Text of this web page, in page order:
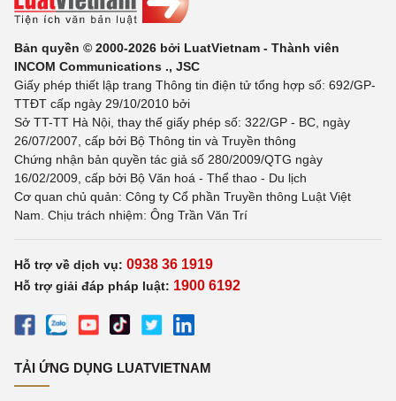
Bản quyền © 2000-2026 bởi LuatVietnam - Thành viên
INCOM Communications ., JSC
Giấy phép thiết lập trang Thông tin điện tử tổng hợp số: 692/GP-
TTĐT cấp ngày 29/10/2010 bởi
Sở TT-TT Hà Nội, thay thế giấy phép số: 322/GP - BC, ngày
26/07/2007, cấp bởi Bộ Thông tin và Truyền thông
Chứng nhận bản quyền tác giả số 280/2009/QTG ngày
16/02/2009, cấp bởi Bộ Văn hoá - Thể thao - Du lịch
Cơ quan chủ quản: Công ty Cổ phần Truyền thông Luật Việt
Nam. Chịu trách nhiệm: Ông Trần Văn Trí
Hỗ trợ về dịch vụ: 0938 36 1919
Hỗ trợ giải đáp pháp luật: 1900 6192
TẢI ỨNG DỤNG LUATVIETNAM